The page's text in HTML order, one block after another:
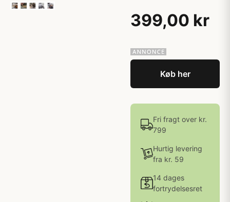
399,00 kr
Køb her
Fri fragt over kr.
799
Hurtig levering
fra kr. 59
14 dages
fortrydelsesret